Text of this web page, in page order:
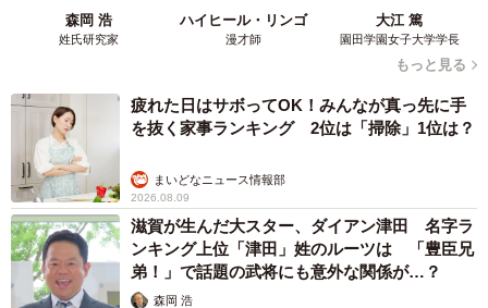
も言われてません。いい大人なので終電で帰ってほしいで
――せめて何か一言娘さんを心配する言葉や、つむこさん
への気遣いが欲しかったですね。
自分の子どもが病気なのに、何時間も飲みに行ける神経が
わからず、夜中にイライラしてしまいました。電話の後に
ポッとThreadsでつぶやいた事に対し深夜にも関わらずたく
さんの人が主人を叱ってくれてなんだか心強かったです。
森岡 浩
姓氏研究家
ハイヒール・リンゴ
漫才師
大江 篤
園田学園女子大学学長
もっと見る
疲れた日はサボってOK！みんなが真っ先に手
を抜く家事ランキング 2位は「掃除」1位は？
まいどなニュース情報部
2026.08.09
滋賀が生んだ大スター、ダイアン津田 名字ラ
ンキング上位「津田」姓のルーツは 「豊臣兄
弟！」で話題の武将にも意外な関係が…？
森岡 浩